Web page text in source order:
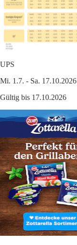
UPS
Mi. 1.7. - Sa. 17.10.2026
Gültig bis 17.10.2026